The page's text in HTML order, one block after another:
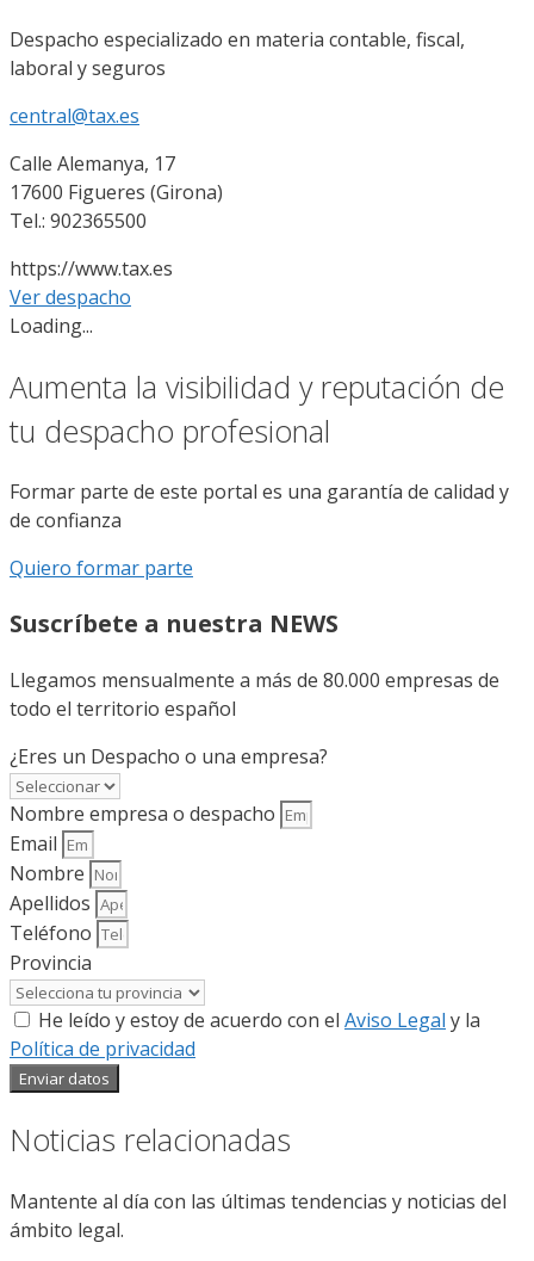
Despacho especializado en materia contable, fiscal,
laboral y seguros
central@tax.es
Calle Alemanya, 17
17600 Figueres (Girona)
Tel.: 902365500
https://www.tax.es
Ver despacho
Loading...
Aumenta la visibilidad y reputación de
tu despacho profesional
Formar parte de este portal es una garantía de calidad y
de confianza
Quiero formar parte
Suscríbete a nuestra NEWS
Llegamos mensualmente a más de 80.000 empresas de
todo el territorio español
¿Eres un Despacho o una empresa?
Nombre empresa o despacho
Email
Nombre
Apellidos
Teléfono
Provincia
He leído y estoy de acuerdo con el Aviso Legal y la
Política de privacidad
Enviar datos
Noticias relacionadas
Mantente al día con las últimas tendencias y noticias del
ámbito legal.